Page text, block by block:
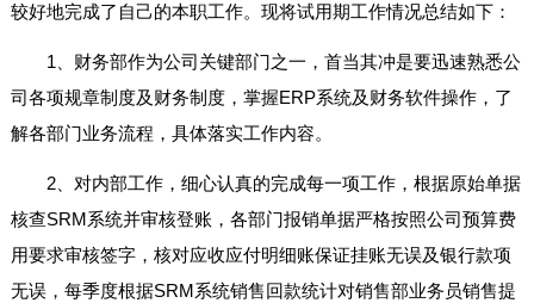
较好地完成了自己的本职工作。现将试用期工作情况总结如下：
1、财务部作为公司关键部门之一，首当其冲是要迅速熟悉公
司各项规章制度及财务制度，掌握ERP系统及财务软件操作，了
解各部门业务流程，具体落实工作内容。
2、对内部工作，细心认真的完成每一项工作，根据原始单据
核查SRM系统并审核登账，各部门报销单据严格按照公司预算费
用要求审核签字，核对应收应付明细账保证挂账无误及银行款项
无误，每季度根据SRM系统销售回款统计对销售部业务员销售提